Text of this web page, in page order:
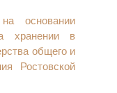
основании
хранении в
общего и
Ростовской